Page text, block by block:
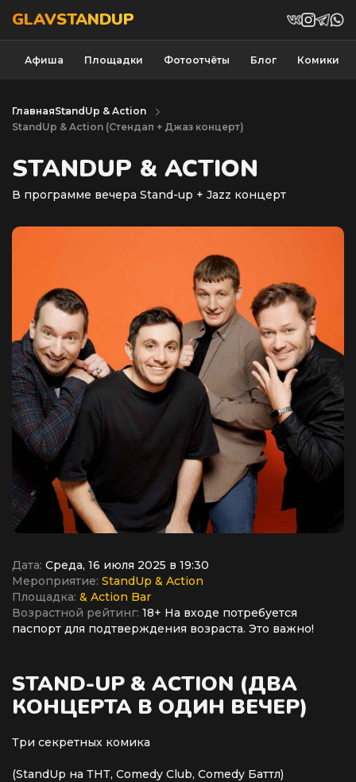
GLAVSTANDUP
Афиша Площадки Фотоотчёты Блог Комики
ГлавнаяStandUp & Action
StandUp & Action (Cтендап + Джаз концерт)
STANDUP & ACTION
В программе вечера Stand-up + Jazz концерт
Дата: Среда, 16 июля 2025 в 19:30
Мероприятие: StandUp & Action
Площадка: & Action Bar
Возрастной рейтинг: 18+ На входе потребуется
паспорт для подтверждения возраста. Это важно!
STAND-UP & ACTION (ДВА
КОНЦЕРТА В ОДИН ВЕЧЕР)
Три секретных комика
(StandUp на ТНТ, Comedy Club, Comedy Баттл)